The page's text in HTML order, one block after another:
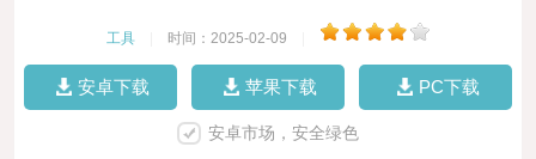
工具 时间：2025-02-09
安卓下载 苹果下载 PC下载
安卓市场，安全绿色